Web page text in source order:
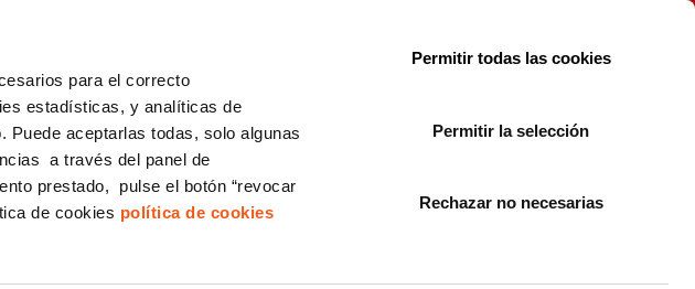
para el correcto
estadísticas, y analíticas de
aceptarlas todas, solo algunas
a través del panel de
prestado, pulse el botón “revocar
de cookies política de cookies
Permitir todas las cookies
Permitir la selección
Rechazar no necesarias
LSSI CANAL DENUNCIAS